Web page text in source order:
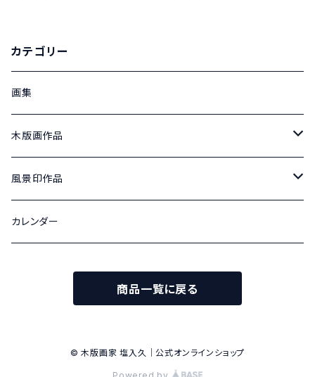
カテゴリー
画集
木版画作品
北アルプス山麓の四季
100号
松本城の四季
風景印作品
津和郵便局風景印 原画
津和郵便局風景印記念切手
旧開智学校記念切手 蟻ケ崎郵便局風景印
カレンダー
商品一覧に戻る
© 木版画家 塩入久｜公式オンラインショップ